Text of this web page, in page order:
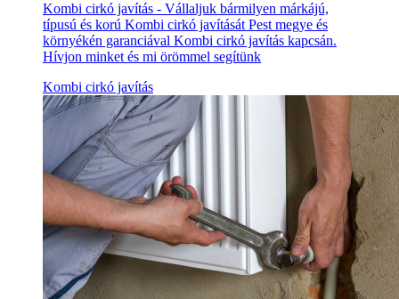
Kombi cirkó javítás - Vállaljuk bármilyen márkájú,
típusú és korú Kombi cirkó javítását Pest megye és
környékén garanciával Kombi cirkó javítás kapcsán.
Hívjon minket és mi örömmel segítünk
Kombi cirkó javítás